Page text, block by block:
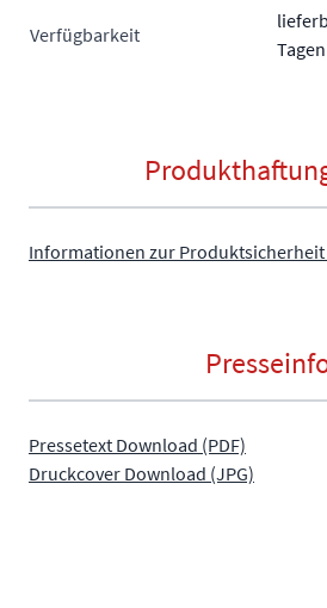
Verfügbarkeit
Tagen
Informationen zur Produktsicherheit
Pressetext Download (PDF)
Druckcover Download (JPG)